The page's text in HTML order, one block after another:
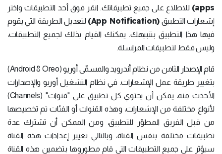
apps)
للاطلاع على جميع تطبيقاتك. انقر فوق أحد التطبيقات واختر
إشعارات التطبيق (App Notification)
لتعديل الطريقة التي يقوم
فيها هذا التطبيق بتنبيهك. يمكنك القيام بذلك لجميع التطبيقات،
وليس فقط لتطبيقات المراسلة.
قام الإصدار الثامن من نظام أندرويد والمسمّى أوريو (Android 8 Oreo)
بتغيير طريقة عمل الإشعارات. في نظام التشغيل أوريو والإصدارات
الأحدث منه، يمكن أن يحتوي كل تطبيق على "قنوات" (Channels)
لأنواع مختلفة من الإشعارات، وهذه القنوات أو الفئات تم تخصيصها
من قبل الفريق المطوّر للتطبيق، ومن الممكن أن تشترك عدة
تطبيقات مختلفة بنفس القناة، وبالتالي تغيير إعدادات هذه القناة
سيؤثر على جميع التطبيقات التي قام مطوروها بتضمين هذه القناة